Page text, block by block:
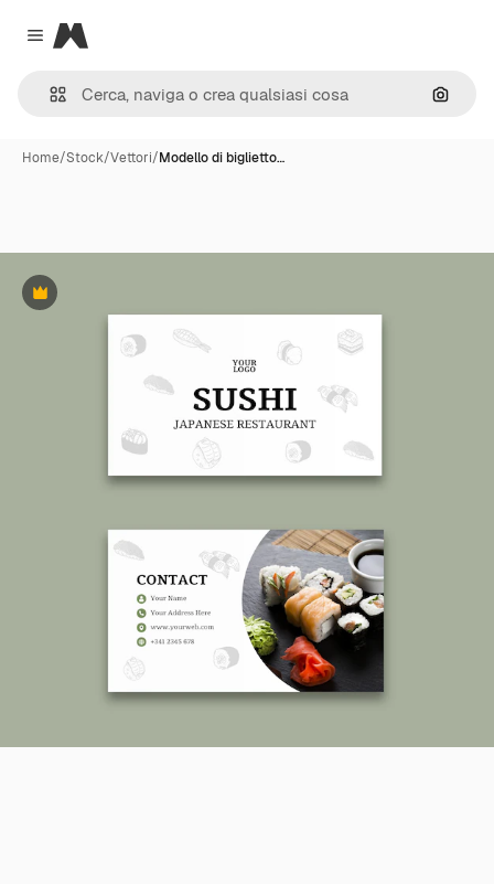
Close menu
Magnific
Cerca
Home/Stock/Vettori/Modello di biglietto…
Premium